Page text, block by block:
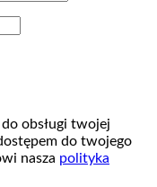
obsługi twojej
do twojego
nasza polityka